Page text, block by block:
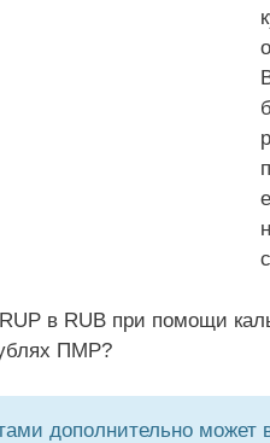
в RUB при помощи
ПМР?
дополнительно может